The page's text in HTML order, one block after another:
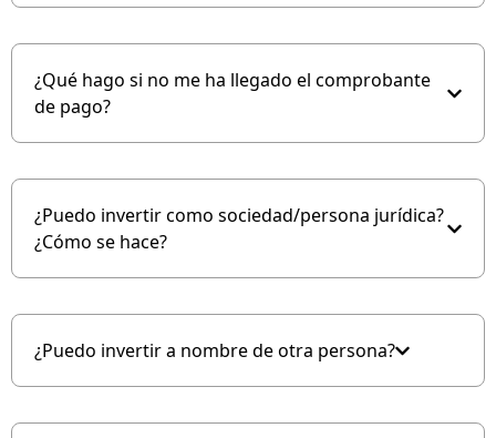
¿Qué hago si no me ha llegado el comprobante
de pago?
¿Puedo invertir como sociedad/persona jurídica?
¿Cómo se hace?
¿Puedo invertir a nombre de otra persona?